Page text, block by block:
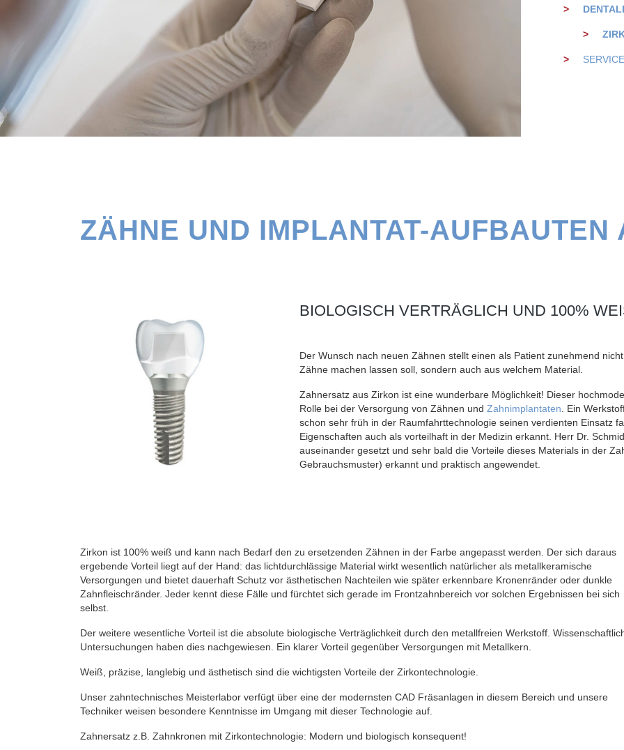
SERVICE
ZÄHNE UND IMPLANTAT-AUFBAUTEN
BIOLOGISCH VERTRÄGLICH UND 100%
Der Wunsch nach neuen Zähnen stellt einen als Patient zunehmend
Zähne machen lassen soll, sondern auch aus welchem Material.
Zahnersatz aus Zirkon ist eine wunderbare Möglichkeit! Dieser
Rolle bei der Versorgung von Zähnen und Zahnimplantaten . Ein
schon sehr früh in der Raumfahrttechnologie seinen verdienten Einsatz
Eigenschaften auch als vorteilhaft in der Medizin erkannt. Herr Dr.
auseinander gesetzt und sehr bald die Vorteile dieses Materials in der
Gebrauchsmuster) erkannt und praktisch angewendet.
Zirkon ist 100% weiß und kann nach Bedarf den zu ersetzenden Zähnen in der Farbe angepasst werden. Der sich daraus
ergebende Vorteil liegt auf der Hand: das lichtdurchlässige Material wirkt wesentlich natürlicher als metallkeramische
Versorgungen und bietet dauerhaft Schutz vor ästhetischen Nachteilen wie später erkennbare Kronenränder oder dunkle
Zahnfleischränder. Jeder kennt diese Fälle und fürchtet sich gerade im Frontzahnbereich vor solchen Ergebnissen bei sich
selbst.
Der weitere wesentliche Vorteil ist die absolute biologische Verträglichkeit durch den metallfreien Werkstoff.
Untersuchungen haben dies nachgewiesen. Ein klarer Vorteil gegenüber Versorgungen mit Metallkern.
Weiß, präzise, langlebig und ästhetisch sind die wichtigsten Vorteile der Zirkontechnologie.
Unser zahntechnisches Meisterlabor verfügt über eine der modernsten CAD Fräsanlagen in diesem Bereich und unsere
Techniker weisen besondere Kenntnisse im Umgang mit dieser Technologie auf.
Zahnersatz z.B. Zahnkronen mit Zirkontechnologie: Modern und biologisch konsequent!